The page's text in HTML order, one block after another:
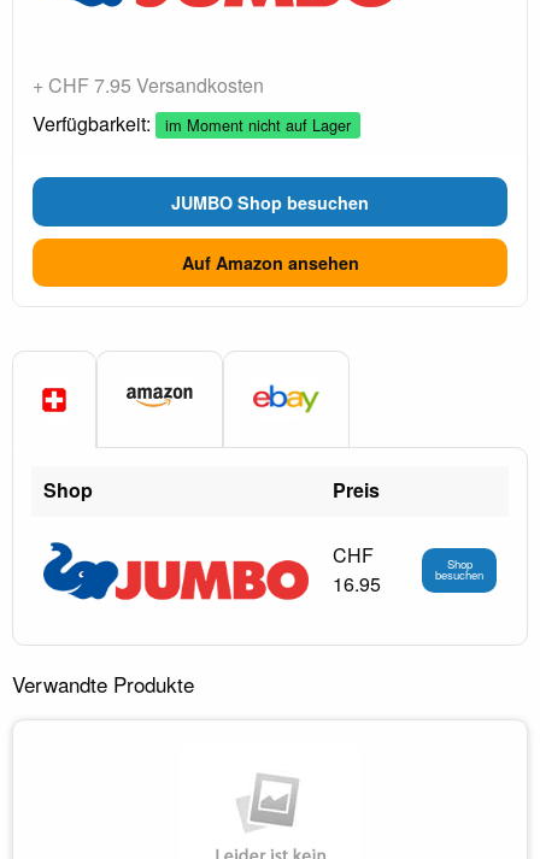
+ CHF 7.95 Versandkosten
Verfügbarkeit:
im Moment nicht auf Lager
JUMBO Shop besuchen
Auf Amazon ansehen
Shop Preis
CHF
16.95
Shop
besuchen
Verwandte Produkte